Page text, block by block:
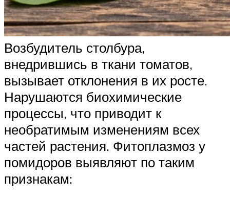
Возбудитель столбура,
внедрившись в ткани томатов,
вызывает отклонения в их росте.
Нарушаются биохимические
процессы, что приводит к
необратимым изменениям всех
частей растения. Фитоплазмоз у
помидоров выявляют по таким
признакам: